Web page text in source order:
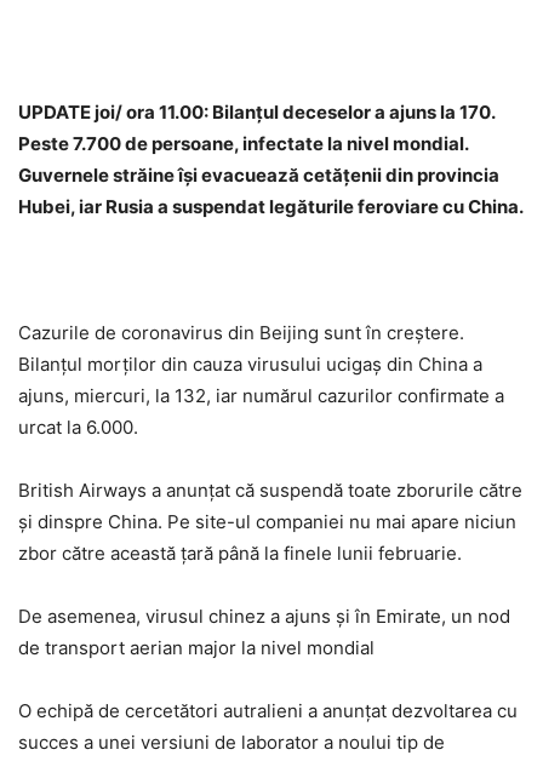
UPDATE joi/ ora 11.00: Bilanțul deceselor a ajuns la 170.
Peste 7.700 de persoane, infectate la nivel mondial.
Guvernele străine îşi evacuează cetăţenii din provincia
Hubei, iar Rusia a suspendat legăturile feroviare cu China.
Cazurile de coronavirus din Beijing sunt în creștere.
Bilanțul morților din cauza virusului ucigaș din China a
ajuns, miercuri, la 132, iar numărul cazurilor confirmate a
urcat la 6.000.
British Airways a anunțat că suspendă toate zborurile către
și dinspre China. Pe site-ul companiei nu mai apare niciun
zbor către această țară până la finele lunii februarie.
De asemenea, virusul chinez a ajuns și în Emirate, un nod
de transport aerian major la nivel mondial
O echipă de cercetători autralieni a anunțat dezvoltarea cu
succes a unei versiuni de laborator a noului tip de